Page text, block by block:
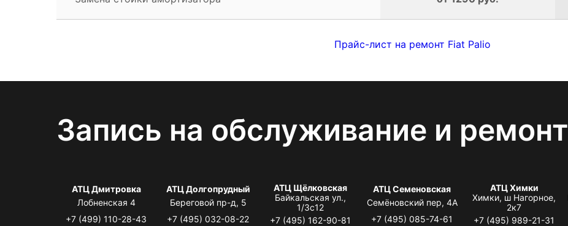
Прайс-лист на ремонт Fiat Palio
Запись на обслуживание и ремонт
АТЦ Дмитровка
Лобненская 4
+7 (499) 110-28-43
АТЦ Долгопрудный
Береговой пр-д, 5
+7 (495) 032-08-22
АТЦ Щёлковская
Байкальская ул.,
1/3с12
+7 (495) 162-90-81
АТЦ Семеновская
Семёновский пер, 4А
+7 (495) 085-74-61
АТЦ Химки
Химки, ш Нагорное,
2к7
+7 (495) 989-21-31